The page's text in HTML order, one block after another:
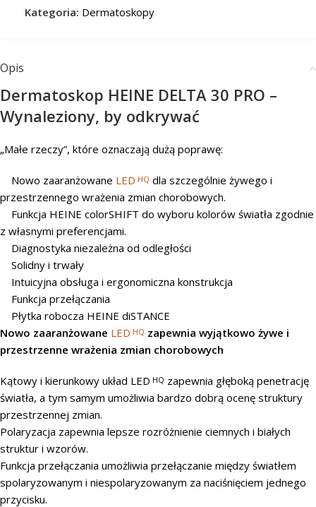
Kategoria: Dermatoskopy
Opis
Dermatoskop HEINE DELTA 30 PRO –
Wynaleziony, by odkrywać
„Małe rzeczy”, które oznaczają dużą poprawę:
Nowo zaaranżowane LED HQ dla szczególnie żywego i
przestrzennego wrażenia zmian chorobowych.
Funkcja HEINE colorSHIFT do wyboru kolorów światła zgodnie
z własnymi preferencjami.
Diagnostyka niezależna od odległości
Solidny i trwały
Intuicyjna obsługa i ergonomiczna konstrukcja
Funkcja przełączania
Płytka robocza HEINE diSTANCE
Nowo zaaranżowane LED HQ zapewnia wyjątkowo żywe i
przestrzenne wrażenia zmian chorobowych
Kątowy i kierunkowy układ LED HQ zapewnia głęboką penetrację
światła, a tym samym umożliwia bardzo dobrą ocenę struktury
przestrzennej zmian.
Polaryzacja zapewnia lepsze rozróżnienie ciemnych i białych
struktur i wzorów.
Funkcja przełączania umożliwia przełączanie między światłem
spolaryzowanym i niespolaryzowanym za naciśnięciem jednego
przycisku.